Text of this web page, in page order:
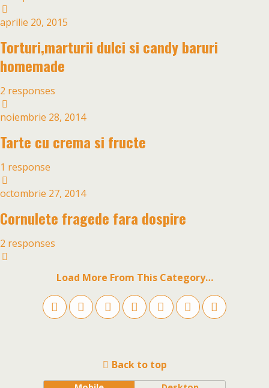
aprilie 20, 2015
Torturi,marturii dulci si candy baruri
homemade
2 responses
noiembrie 28, 2014
Tarte cu crema si fructe
1 response
octombrie 27, 2014
Cornulete fragede fara dospire
2 responses
Load More From This Category…
Back to top